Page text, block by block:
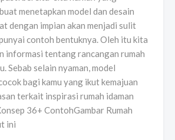
menetapkan model dan desain
dengan impian akan menjadi sulit
contoh bentuknya. Oleh itu kita
informasi tentang rancangan rumah
Sebab selain nyaman, model
bagi kamu yang ikut kemajuan
terkait inspirasi rumah idaman
36+ ContohGambar Rumah
ini